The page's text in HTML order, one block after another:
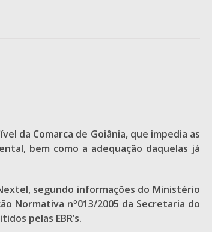
da Comarca de Goiânia, que impedia as
bem como a adequação daquelas já
segundo informações do Ministério
Normativa nº013/2005 da Secretaria do
pelas EBR’s.